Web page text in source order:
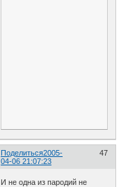
Поделиться 47
2005-
04-06 21:07:23
И не одна из пародий не